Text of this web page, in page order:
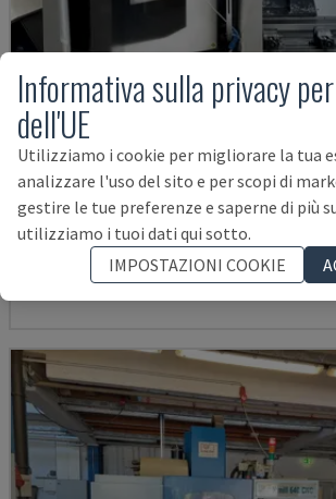
ECOMILL 800 V
DMG - CENTRO DI LAVORO VERTICALE
GERMANIA 2016 11.898 ORE
Informativa sulla privacy
dell'UE
Utilizziamo i cookie per migliorare la tua
analizzare l'uso del sito e per scopi di
gestire le tue preferenze e saperne di più
utilizziamo i tuoi dati qui sotto.
IMPOSTAZIONI COOKIE